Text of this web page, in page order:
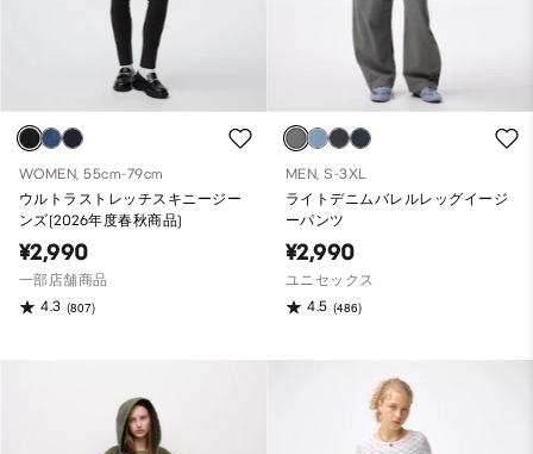
WOMEN, 55cm-79cm
ウルトラストレッチスキニージー
ンズ(2026年度春秋商品)
¥2,990
一部店舗商品
4.3 (807)
MEN, S-3XL
ライトデニムバレルレッグイージ
ーパンツ
¥2,990
ユニセックス
4.5 (486)